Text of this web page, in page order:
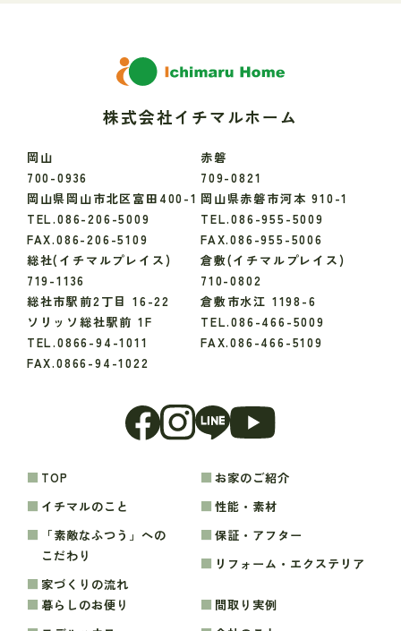
株式会社イチマルホーム
岡山
700-0936
岡山県岡山市北区富田400-1
TEL.086-206-5009
FAX.086-206-5109
赤磐
709-0821
岡山県赤磐市河本 910-1
TEL.086-955-5009
FAX.086-955-5006
総社(イチマルプレイス)
719-1136
総社市駅前2丁目 16-22
ソリッソ総社駅前 1F
TEL.0866-94-1011
FAX.0866-94-1022
倉敷(イチマルプレイス)
710-0802
倉敷市水江 1198-6
TEL.086-466-5009
FAX.086-466-5109
TOP
イチマルのこと
「素敵なふつう」への
こだわり
家づくりの流れ
お家のご紹介
性能・素材
保証・アフター
リフォーム・エクステリア
暮らしのお便り
間取り実例